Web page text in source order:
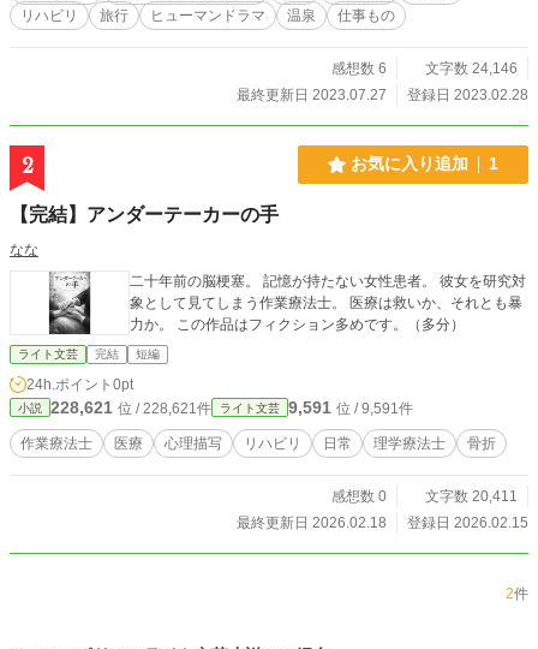
リハビリ
旅行 ヒューマンドラマ 温泉 仕事もの
感想数 6
文字数 24,146
最終更新日 2023.07.27
登録日 2023.02.28
2 お気に入り追加 1
【完結】アンダーテーカーの手
なな
二十年前の脳梗塞。 記憶が持たない女性患者。 彼女を研究対
象として見てしまう作業療法士。 医療は救いか、それとも暴
力か。 この作品はフィクション多めです。（多分）
ライト文芸 完結 短編
24h.ポイント 0pt
小説 228,621 位 / 228,621件 ライト文芸 9,591 位 / 9,591件
作業療法士 医療 心理描写 リハビリ 日常 理学療法士 骨折
感想数 0
文字数 20,411
最終更新日 2026.02.18
登録日 2026.02.15
2件